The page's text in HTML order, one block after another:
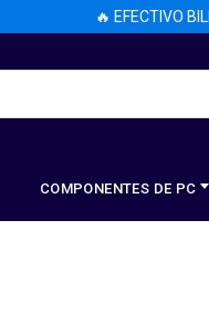
🔥 EFECTIVO
COMPONENTES DE PC